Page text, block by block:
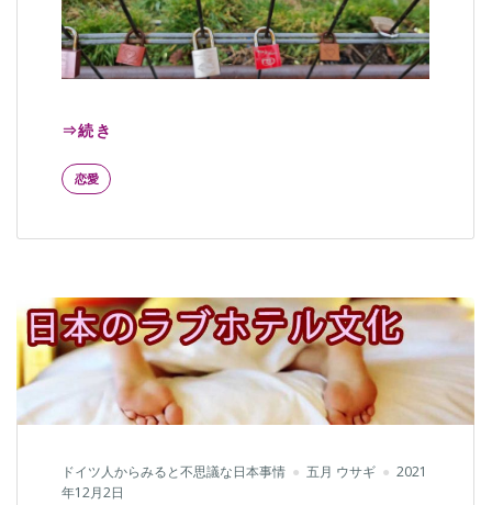
⇒続き
恋愛
ドイツ人からみると不思議な日本事情 五月 ウサギ
2021
年12月2日